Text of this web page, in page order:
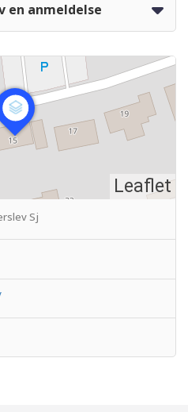
en anmeldelse
Leaflet
Sj